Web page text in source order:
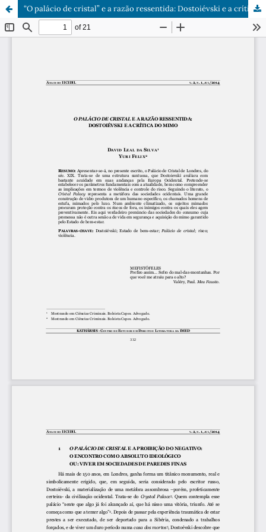
“O palácio de cristal” e a razão ressentida: Dostoiévski e a crítica do mimo